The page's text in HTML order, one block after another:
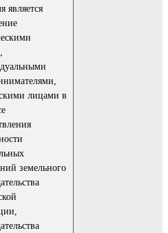
является
лицами в
земельного